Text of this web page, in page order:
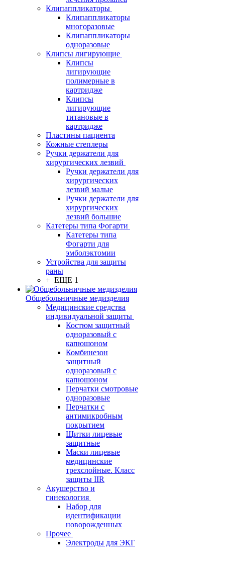
Клипаппликаторы
Клипаппликаторы
многоразовые
Клипаппликаторы
одноразовые
Клипсы лигирующие
Клипсы
лигирующие
полимерные в
картридже
Клипсы
лигирующие
титановые в
картридже
Пластины пациента
Кожные степлеры
Ручки держатели для
хирургических лезвий
Ручки держатели для
хирургических
лезвий малые
Ручки держатели для
хирургических
лезвий большие
Катетеры типа Фогарти
Катетеры типа
Фогарти для
эмболэктомии
Устройства для защиты
раны
+ ЕЩЕ 1
Общебольничные медизделия
Медицинские средства
индивидуальной защиты
Костюм защитный
одноразовый с
капюшоном
Комбинезон
защитный
одноразовый с
капюшоном
Перчатки смотровые
одноразовые
Перчатки с
антимикробным
покрытием
Щитки лицевые
защитные
Маски лицевые
медицинские
трехслойные. Класс
защиты IIR
Акушерство и
гинекология
Набор для
идентификации
новорожденных
Прочее
Электроды для ЭКГ